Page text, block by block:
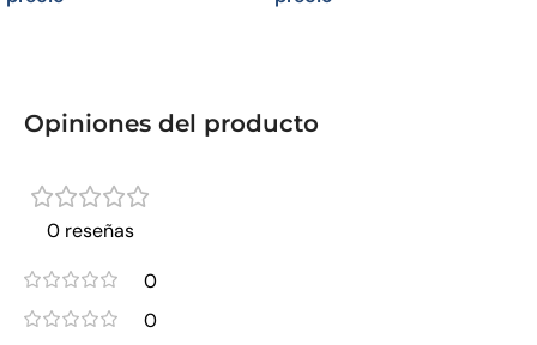
Opiniones del producto
0 reseñas
0
0